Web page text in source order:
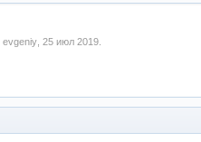
evgeniy 25 июл 2019